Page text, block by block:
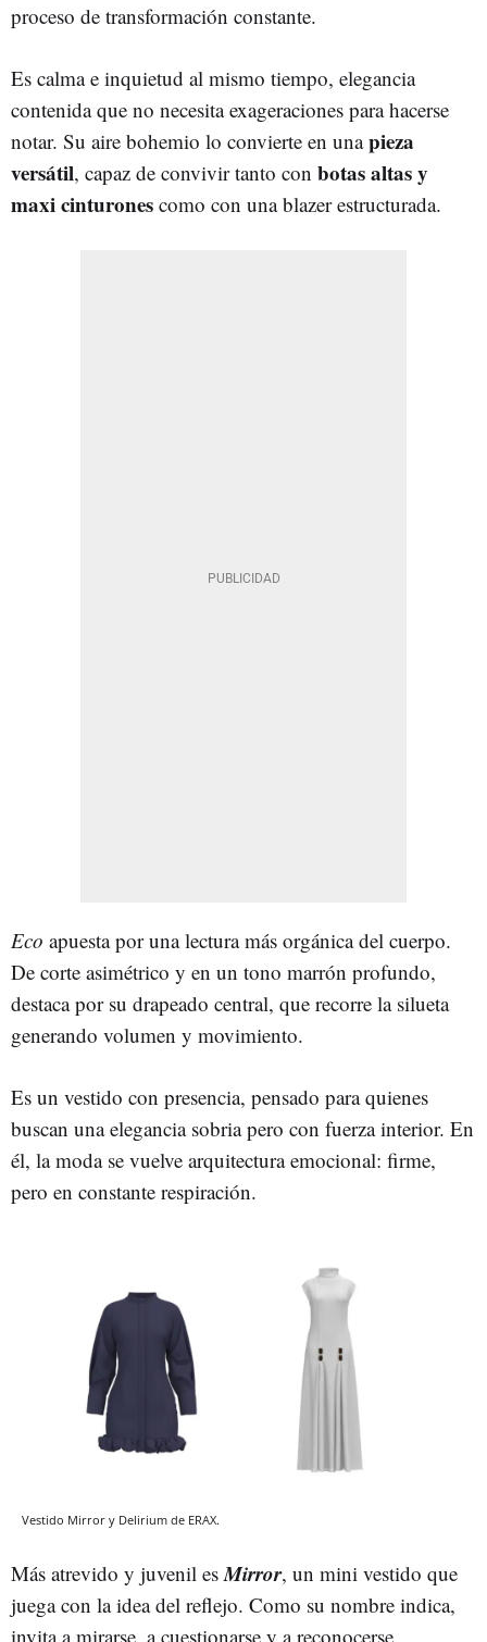
proceso de transformación constante.
Es calma e inquietud al mismo tiempo, elegancia
contenida que no necesita exageraciones para hacerse
notar. Su aire bohemio lo convierte en unapieza
versátil, capaz de convivir tanto con botas altas y
maxi cinturones como con una blazer estructurada.
Eco apuesta por una lectura más orgánica del cuerpo.
De corte asimétrico y en un tono marrón profundo,
destaca por su drapeado central, que recorre la silueta
generando volumen y movimiento.
Es un vestido con presencia, pensado para quienes
buscan una elegancia sobria pero con fuerza interior. En
él, la moda se vuelve arquitectura emocional: firme,
pero en constante respiración.
Vestido Mirror y Delirium de ERAX.
Más atrevido y juvenil esMirror, un mini vestido que
juega con la idea del reflejo. Como su nombre indica,
invita a mirarse, a cuestionarse y a reconocerse.